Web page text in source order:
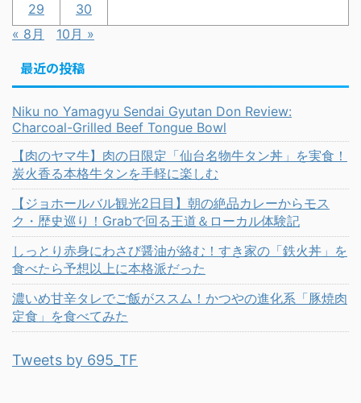
29
30
« 8月
10月 »
最近の投稿
Niku no Yamagyu Sendai Gyutan Don Review:
Charcoal-Grilled Beef Tongue Bowl
【肉のヤマ牛】肉の日限定「仙台名物牛タン丼」を実食！
炭火香る本格牛タンを手軽に楽しむ
【ジョホールバル観光2日目】朝の絶品カレーからモス
ク・歴史巡り！Grabで回る王道＆ローカル体験記
しっとり赤身にわさび醤油が絡む！すき家の「鉄火丼」を
食べたら予想以上に本格派だった
濃いめ甘辛タレでご飯がススム！かつやの進化系「豚焼肉
定食」を食べてみた
Tweets by 695_TF